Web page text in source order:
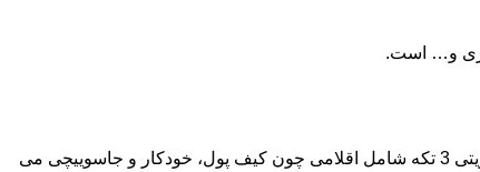
نیم ست مدیریتی را می توان به دو گروه 3 تکه و 4 تکه تقسیم کرد. نیم ست های مدیریتی 3 تکه شامل اقلامی چون کیف پول، خودکار و جاسوییچی می